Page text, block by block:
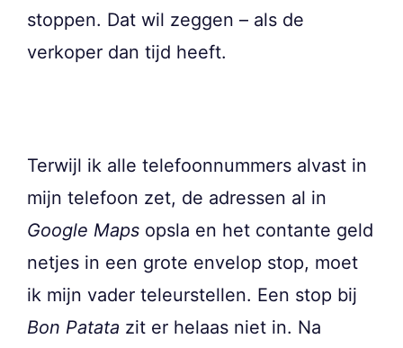
stoppen. Dat wil zeggen – als de
verkoper dan tijd heeft.
Terwijl ik alle telefoonnummers alvast in
mijn telefoon zet, de adressen al in
Google Maps opsla en het contante geld
netjes in een grote envelop stop, moet
ik mijn vader teleurstellen. Een stop bij
Bon Patata zit er helaas niet in. Na